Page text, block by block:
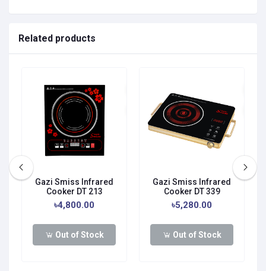
Related products
Gazi Smiss Infrared
Cooker DT 213
৳4,800.00
Out of Stock
Gazi Smiss Infrared
Cooker DT 339
৳5,280.00
Out of Stock